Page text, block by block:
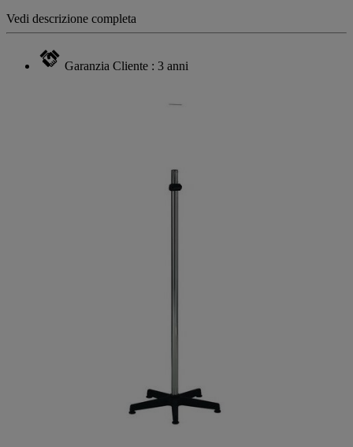
Vedi descrizione completa
Garanzia Cliente : 3 anni